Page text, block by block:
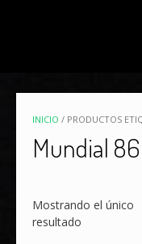
INICIO / PRODUCTOS
Mundial 86
Mostrando el único
resultado